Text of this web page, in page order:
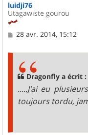
luidji76
Utagawiste gourou
M
28 avr. 2014, 15:12
Dragonfly a écrit :
.....J'ai eu
toujours tordu,